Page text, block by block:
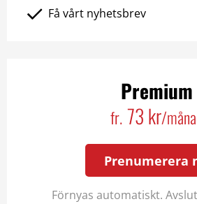
Få vårt nyhetsbrev
Premium
fr. 73 kr/
Prenumerera
Förnyas automatiskt.